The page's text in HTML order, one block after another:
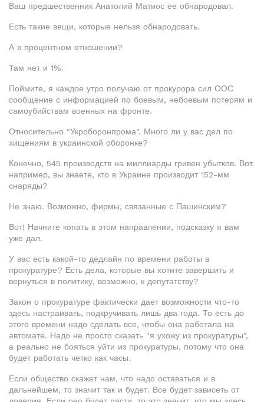
Ваш предшественник Анатолий Матиос ее обнародовал.
Есть такие вещи, которые нельзя обнародовать.
А в процентном отношении?
Там нет и 1%.
Поймите, я каждое утро получаю от прокурора сил ООС
сообщение с информацией по боевым, небоевым потерям и
самоубийствам военных на фронте.
Относительно "Укроборонпрома". Много ли у вас дел по
хищениям в украинской оборонке?
Конечно, 545 производств на миллиарды гривен убытков. Вот
например, вы знаете, кто в Украине производит 152-мм
снаряды?
Не знаю. Возможно, фирмы, связанные с Пашинским?
Вот! Начните копать в этом направлении, подсказку я вам
уже дал.
У вас есть какой-то дедлайн по времени работы в
прокуратуре? Есть дела, которые вы хотите завершить и
вернуться в политику, возможно, к депутатству?
Закон о прокуратуре фактически дает возможности что-то
здесь настраивать, подкручивать лишь два года. То есть до
этого времени надо сделать все, чтобы она работала на
автомате. Надо не просто сказать "я ухожу из прокуратуры",
а реально не бояться уйти из прокуратуры, потому что она
будет работать четко как часы.
Если общество скажет нам, что надо оставаться и в
дальнейшем, то значит так и будет. Все будет зависеть от